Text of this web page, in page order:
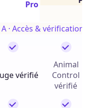
Pro
A · Accès & vérification
vérifié
Animal
Control
vérifié